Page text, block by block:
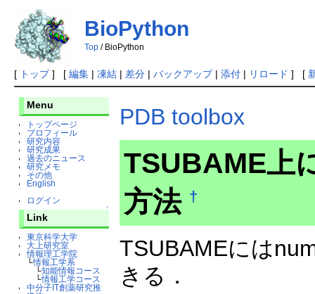
BioPython
Top/ BioPython
[ トップ] [ 編集| 凍結| 差分| バックアップ| 添付| リロード ] [
Menu
トップページ
プロフィール
研究内容
研究成果
過去のニュース
研究メモ
その他
English
ログイン
↑
Link
東京科学大学
大上研究室
情報理工学院
└情報工学系
└知能情報コース
└情報工学コース
中分子IT創薬研究推
PDB toolbox
TSUBAME上
方法 †
TSUBAMEには
きる．